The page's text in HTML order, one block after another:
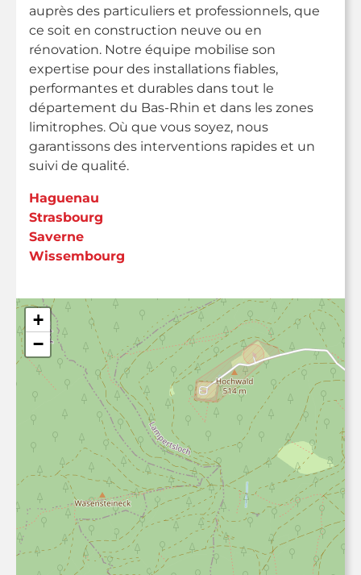
auprès des particuliers et professionnels, que
ce soit en construction neuve ou en
rénovation. Notre équipe mobilise son
expertise pour des installations fiables,
performantes et durables dans tout le
département du Bas-Rhin et dans les zones
limitrophes. Où que vous soyez, nous
garantissons des interventions rapides et un
suivi de qualité.
Haguenau
Strasbourg
Saverne
Wissembourg
+
−
+
−